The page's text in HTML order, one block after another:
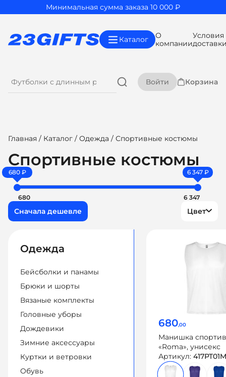
Минимальная сумма заказа 10 000 ₽
Каталог
О
компании
Условия
Войти Корзина
Главная / Каталог / Одежда / Спортивные костюмы
Спортивные костюмы
680 ₽ 6 347 ₽
680 6 347
Цвет
Одежда
Бейсболки и панамы
Брюки и шорты
Вязаные комплекты
Головные уборы
Дождевики
Зимние аксессуары
Куртки и ветровки
Обувь
680,00
Манишка
«Roma», унисекс
Артикул: 417PT01M